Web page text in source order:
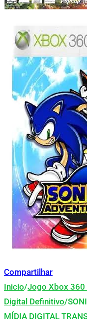
Compartilhar
Inicio/Jogo Xbox 360
Digital Definitivo/
MÍDIA DIGITAL